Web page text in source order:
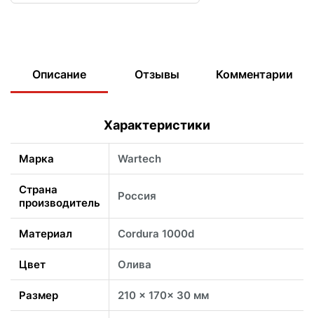
Описание Отзывы Комментарии
Характеристики
Марка Wartech
Страна
производитель
Россия
Материал Cordura 1000d
Цвет Олива
Размер 210 x 170x 30 мм